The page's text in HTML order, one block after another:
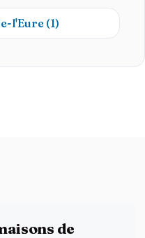
l'Eure(1)
de